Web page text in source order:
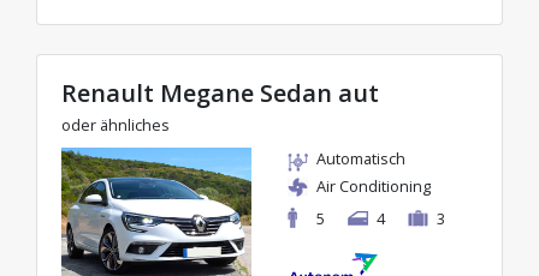
Renault Megane Sedan aut
oder ähnliches
Automatisch
Air Conditioning
5
4 3